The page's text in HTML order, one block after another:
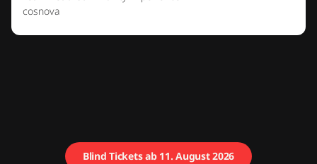
cosnova
Blind Tickets ab 11. August 2026